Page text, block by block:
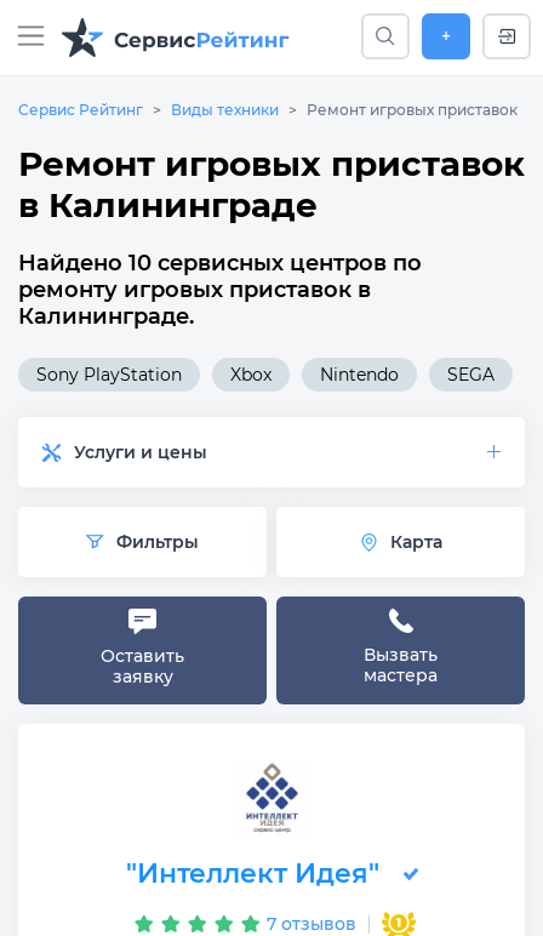
+
Сервис Рейтинг Виды техники Ремонт игровых приставок
Ремонт игровых приставок
в Калининграде
Найдено 10 сервисных центров по
ремонту игровых приставок в
Калининграде.
Sony PlayStation Xbox Nintendo SEGA
Услуги и цены
Фильтры Карта
Оставить
заявку
Вызвать
мастера
"Интеллект Идея"
7 отзывов